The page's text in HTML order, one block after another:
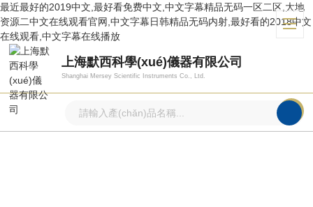
最近最好的2019中文,最好看免费中文,中文字幕精品无码一区二区,大地
资源二中文在线观看官网,中文字幕日韩精品无码内射,最好看的2018中文
在线观看,中文字幕在线播放
上海默西科學(xué)儀器有限公司
Shanghai Mersey Scientific Instruments Co., Ltd.